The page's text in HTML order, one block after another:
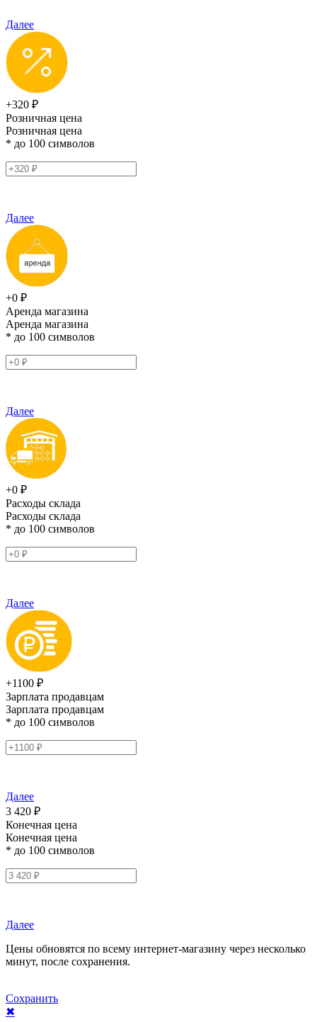
Далее
+320 ₽
Розничная цена
Розничная цена
* до 100 символов
Далее
+0 ₽
Аренда магазина
Аренда магазина
* до 100 символов
Далее
+0 ₽
Расходы склада
Расходы склада
* до 100 символов
Далее
+1100 ₽
Зарплата продавцам
Зарплата продавцам
* до 100 символов
Далее
3 420 ₽
Конечная цена
Конечная цена
* до 100 символов
Далее
Цены обновятся по всему интернет-магазину через несколько
минут, после сохранения.
Сохранить
✖